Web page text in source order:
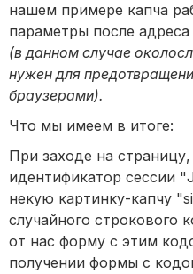
нашем примере капча
параметры после
(в данном случае
нужен для
браузерами).
Что мы имеем в итоге:
При заходе на
идентификатор сессии
некую картинку-капчу "
случайного строкового
от нас форму с этим
получении формы с